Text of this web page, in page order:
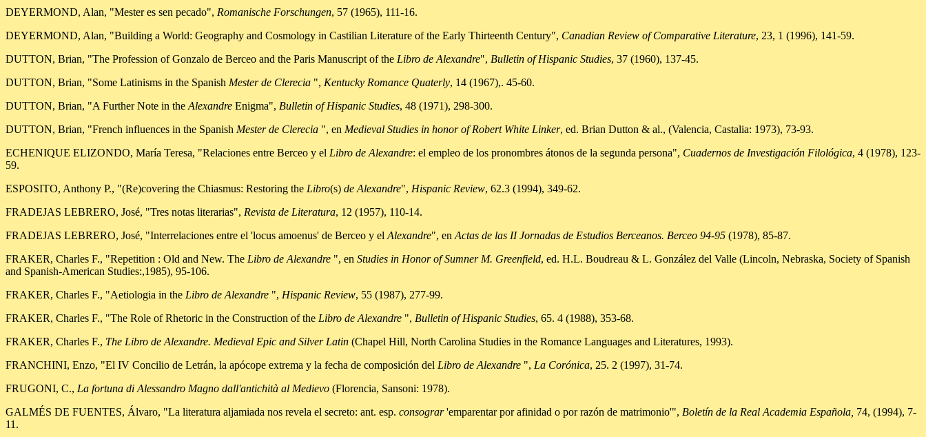
DEYERMOND, Alan, "Mester es sen pecado", Romanische Forschungen, 57 (1965), 111-16.
DEYERMOND, Alan, "Building a World: Geography and Cosmology in Castilian Literature of the Early Thirteenth Century", Canadian Review of Comparative Literature, 23, 1 (1996), 141-59.
DUTTON, Brian, "The Profession of Gonzalo de Berceo and the Paris Manuscript of the Libro de Alexandre", Bulletin of Hispanic Studies, 37 (1960), 137-45.
DUTTON, Brian, "Some Latinisms in the Spanish Mester de Clerecia ", Kentucky Romance Quaterly, 14 (1967),. 45-60.
DUTTON, Brian, "A Further Note in the Alexandre Enigma", Bulletin of Hispanic Studies, 48 (1971), 298-300.
DUTTON, Brian, "French influences in the Spanish Mester de Clerecia ", en Medieval Studies in honor of Robert White Linker, ed. Brian Dutton & al., (Valencia, Castalia: 1973), 73-93.
ECHENIQUE ELIZONDO, María Teresa, "Relaciones entre Berceo y el Libro de Alexandre: el empleo de los pronombres átonos de la segunda persona", Cuadernos de Investigación Filológica, 4 (1978), 123-
59.
ESPOSITO, Anthony P., "(Re)covering the Chiasmus: Restoring the Libro(s) de Alexandre", Hispanic Review, 62.3 (1994), 349-62.
FRADEJAS LEBRERO, José, "Tres notas literarias", Revista de Literatura, 12 (1957), 110-14.
FRADEJAS LEBRERO, José, "Interrelaciones entre el 'locus amoenus' de Berceo y el Alexandre", en Actas de las II Jornadas de Estudios Berceanos. Berceo 94-95 (1978), 85-87.
FRAKER, Charles F., "Repetition : Old and New. The Libro de Alexandre ", en Studies in Honor of Sumner M. Greenfield, ed. H.L. Boudreau & L. González del Valle (Lincoln, Nebraska, Society of Spanish
and Spanish-American Studies:,1985), 95-106.
FRAKER, Charles F., "Aetiologia in the Libro de Alexandre ", Hispanic Review, 55 (1987), 277-99.
FRAKER, Charles F., "The Role of Rhetoric in the Construction of the Libro de Alexandre ", Bulletin of Hispanic Studies, 65. 4 (1988), 353-68.
FRAKER, Charles F., The Libro de Alexandre. Medieval Epic and Silver Latin (Chapel Hill, North Carolina Studies in the Romance Languages and Literatures, 1993).
FRANCHINI, Enzo, "El IV Concilio de Letrán, la apócope extrema y la fecha de composición del Libro de Alexandre ", La Corónica, 25. 2 (1997), 31-74.
FRUGONI, C., La fortuna di Alessandro Magno dall'antichità al Medievo (Florencia, Sansoni: 1978).
GALMÉS DE FUENTES, Álvaro, "La literatura aljamiada nos revela el secreto: ant. esp. consograr'emparentar por afinidad o por razón de matrimonio'", Boletín de la Real Academia Española, 74, (1994), 7-
11.